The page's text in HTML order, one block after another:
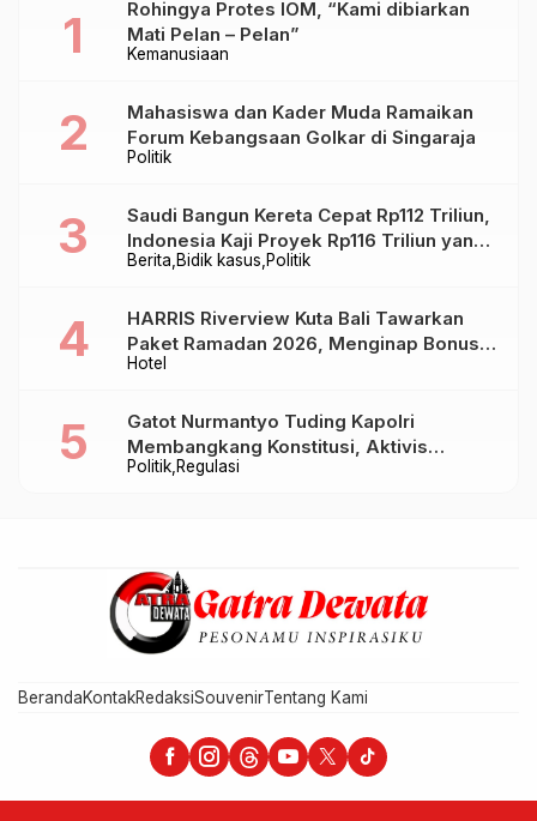
Kemanusiaan
Rohingya Protes IOM, “Kami dibiarkan
Mati Pelan – Pelan”
Politik
Mahasiswa dan Kader Muda Ramaikan
Forum Kebangsaan Golkar di Singaraja
Berita Bidik kasus Politik
Saudi Bangun Kereta Cepat Rp112 Triliun,
Indonesia Kaji Proyek Rp116 Triliun yang
Baru Sampai Bandung
Hotel
HARRIS Riverview Kuta Bali Tawarkan
Paket Ramadan 2026, Menginap Bonus
Takjil hingga Bukber Mulai Rp88.888
Politik Regulasi
Gatot Nurmantyo Tuding Kapolri
Membangkang Konstitusi, Aktivis
Tegaskan Polri Tak Punya Sejarah
BerandaKontakRedaksiSouvenirTentang Kami